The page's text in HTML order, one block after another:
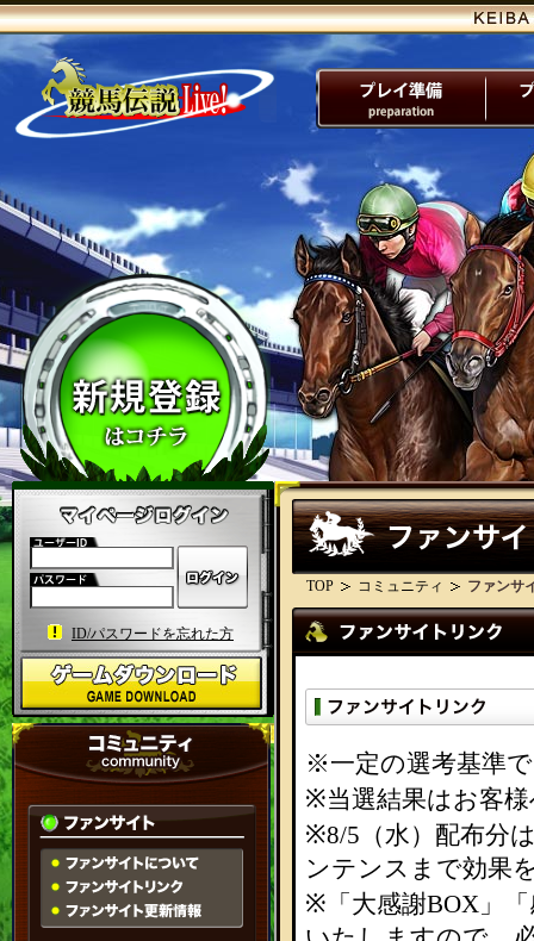
TOP コミュニティ ファンサ
ID/パスワードを忘れた方